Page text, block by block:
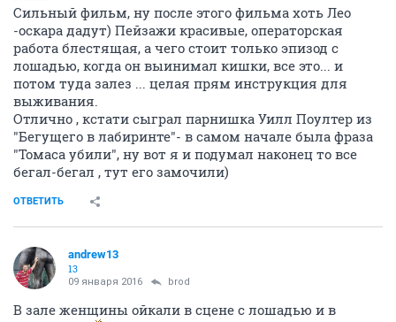
Сильный фильм, ну после этого фильма хоть Лео
-оскара дадут) Пейзажи красивые, операторская
работа блестящая, а чего стоит только эпизод с
лошадью, когда он выинимал кишки, все это... и
потом туда залез ... целая прям инструкция для
выживания.
Отлично , кстати сыграл парнишка Уилл Поултер из
"Бегущего в лабиринте"- в самом начале была фраза
"Томаса убили", ну вот я и подумал наконец то все
бегал-бегал , тут его замочили)
ОТВЕТИТЬ
andrew13
13
09 января 2016 brod
В зале женщины ойкали в сцене с лошадью и в